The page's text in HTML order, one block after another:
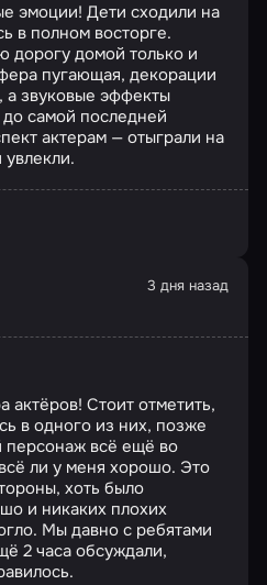
эмоции! Дети сходили на
в полном восторге.
домой только и
пугающая, декорации
звуковые эффекты
самой последней
актерам — отыграли на
увлекли.
3 дня назад
актёров! Стоит отметить,
в одного из них, позже
персонаж всё ещё во
ли у меня хорошо. Это
хоть было
и никаких плохих
Мы давно с ребятами
2 часа обсуждали,